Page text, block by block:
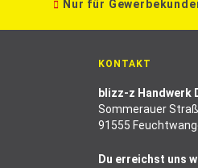
Nur für
KONTAKT
blizz-z Handwerk
Sommerauer
91555
Du erreichst uns